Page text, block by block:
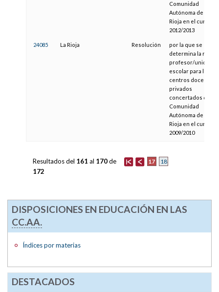
Comunidad
Autónoma de La
Rioja en el curso
2012/2013
24085 La Rioja Resolución
por la que se
determina la ratio
profesor/unidad
escolar para los
centros docentes
privados
concertados de la
Comunidad
Autónoma de La
Rioja en el curso
2009/2010
17 18
Resultados del 161 al 170de
172
DISPOSICIONES EN EDUCACIÓN EN LAS
CC.AA.
Índices por materias
DESTACADOS